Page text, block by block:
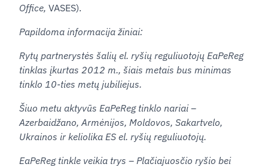
Office, VASES).
Papildoma informacija žiniai:
Rytų partnerystės šalių el. ryšių reguliuotojų EaPeReg
tinklas įkurtas 2012 m., šiais metais bus minimas
tinklo 10-ties metų jubiliejus.
Šiuo metu aktyvūs EaPeReg tinklo nariai ‒
Azerbaidžano, Armėnijos, Moldovos, Sakartvelo,
Ukrainos ir keliolika ES el. ryšių reguliuotojų.
EaPeReg tinkle veikia trys ‒ Plačiajuosčio ryšio bei